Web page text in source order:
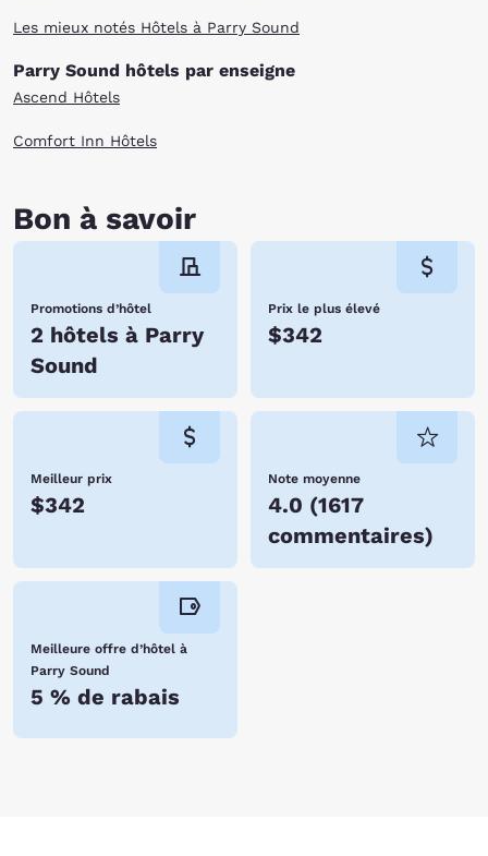
Les mieux notés Hôtels à Parry Sound
Parry Sound hôtels par enseigne
Ascend Hôtels
Comfort Inn Hôtels
Bon à savoir
Promotions d’hôtel
2 hôtels à Parry
Sound
Prix le plus élevé
$342
Meilleur prix
$342
Note moyenne
4.0 (1617
commentaires)
Meilleure offre d’hôtel à
Parry Sound
5 % de rabais